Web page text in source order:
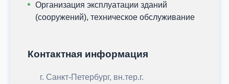
Организация эксплуатации зданий
(сооружений), техническое обслуживание
Контактная информация
г. Санкт-Петербург, вн.тер.г.